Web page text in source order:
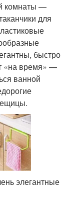
комнаты —
для
быстро
«на время» —
ванной
элегантные